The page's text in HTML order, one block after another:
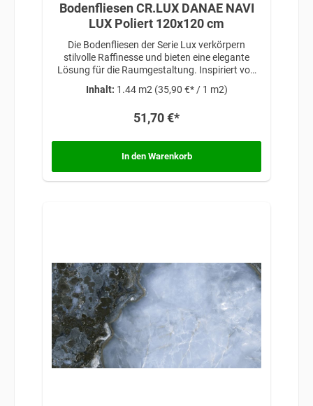
Bodenfliesen CR.LUX DANAE NAVI
LUX Poliert 120x120 cm
Die Bodenfliesen der Serie Lux verkörpern
stilvolle Raffinesse und bieten eine elegante
Lösung für die Raumgestaltung. Inspiriert von
Design, verleihen diese Fliesen jedem Raum eine
miteinander vereint.
Inhalt: 1.44 m2 (35,90 €* / 1 m2)
51,70 €*
In den Warenkorb